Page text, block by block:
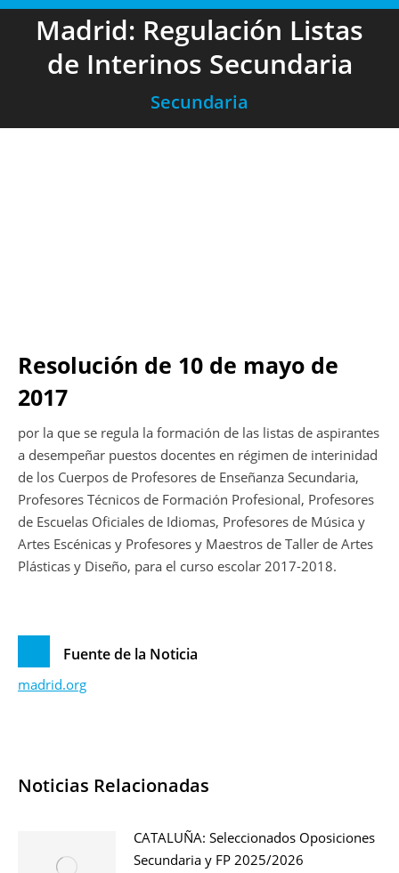
Madrid: Regulación Listas
de Interinos Secundaria
Secundaria
Resolución de 10 de mayo de
2017
por la que se regula la formación de las listas de aspirantes
a desempeñar puestos docentes en régimen de interinidad
de los Cuerpos de Profesores de Enseñanza Secundaria,
Profesores Técnicos de Formación Profesional, Profesores
de Escuelas Oficiales de Idiomas, Profesores de Música y
Artes Escénicas y Profesores y Maestros de Taller de Artes
Plásticas y Diseño, para el curso escolar 2017-2018.
Fuente de la Noticia
madrid.org
Noticias Relacionadas
CATALUÑA: Seleccionados Oposiciones
Secundaria y FP 2025/2026